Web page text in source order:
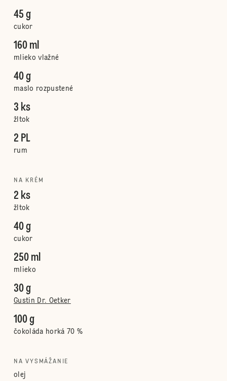
45 g
cukor
160 ml
mlieko vlažné
40 g
maslo rozpustené
3 ks
žltok
2 PL
rum
NA KRÉM
2 ks
žltok
40 g
cukor
250 ml
mlieko
30 g
Gustin Dr. Oetker
100 g
čokoláda horká 70 %
NA VYSMÁŽANIE
olej